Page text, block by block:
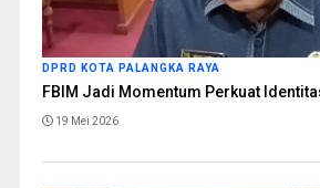
DPRD KOTA PALANGKA RAYA
FBIM Jadi Momentum Perkuat
19 Mei 2026